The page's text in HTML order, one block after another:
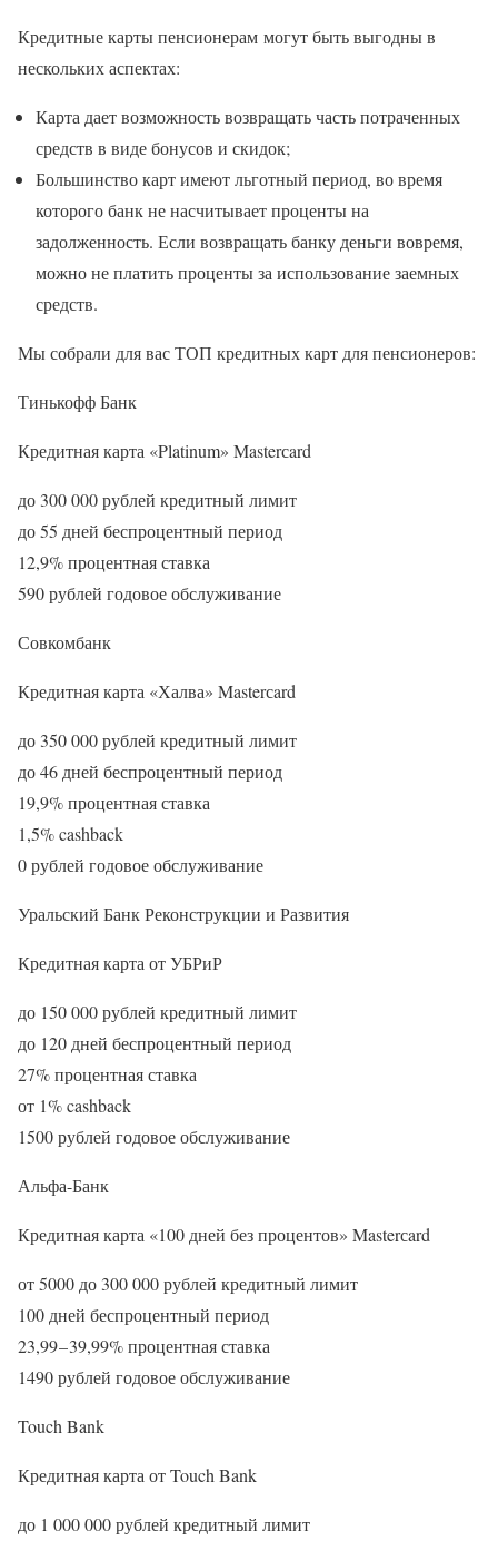
Кредитные карты пенсионерам могут быть выгодны в
нескольких аспектах:
Карта дает возможность возвращать часть потраченных
средств в виде бонусов и скидок;
Большинство карт имеют льготный период, во время
которого банк не насчитывает проценты на
задолженность. Если возвращать банку деньги вовремя,
можно не платить проценты за использование заемных
средств.
Мы собрали для вас ТОП кредитных карт для пенсионеров:
Тинькофф Банк
Кредитная карта «Platinum» Masterсard
до 300 000 рублей кредитный лимит
до 55 дней беспроцентный период
12,9% процентная ставка
590 рублей годовое обслуживание
Совкомбанк
Кредитная карта «Халва» Masterсard
до 350 000 рублей кредитный лимит
до 46 дней беспроцентный период
19,9% процентная ставка
1,5% cashback
0 рублей годовое обслуживание
Уральский Банк Реконструкции и Развития
Кредитная карта от УБРиР
до 150 000 рублей кредитный лимит
до 120 дней беспроцентный период
27% процентная ставка
от 1% cashback
1500 рублей годовое обслуживание
Альфа-Банк
Кредитная карта «100 дней без процентов» Masterсard
от 5000 до 300 000 рублей кредитный лимит
100 дней беспроцентный период
23,99 – 39,99% процентная ставка
1490 рублей годовое обслуживание
Touch Bank
Кредитная карта от Touch Bank
до 1 000 000 рублей кредитный лимит